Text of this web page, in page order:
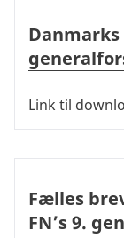
Link til
Fælles
FN’s 9.